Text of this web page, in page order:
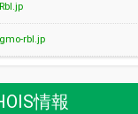
Rbl.jp
gmo-rbl.jp
情報